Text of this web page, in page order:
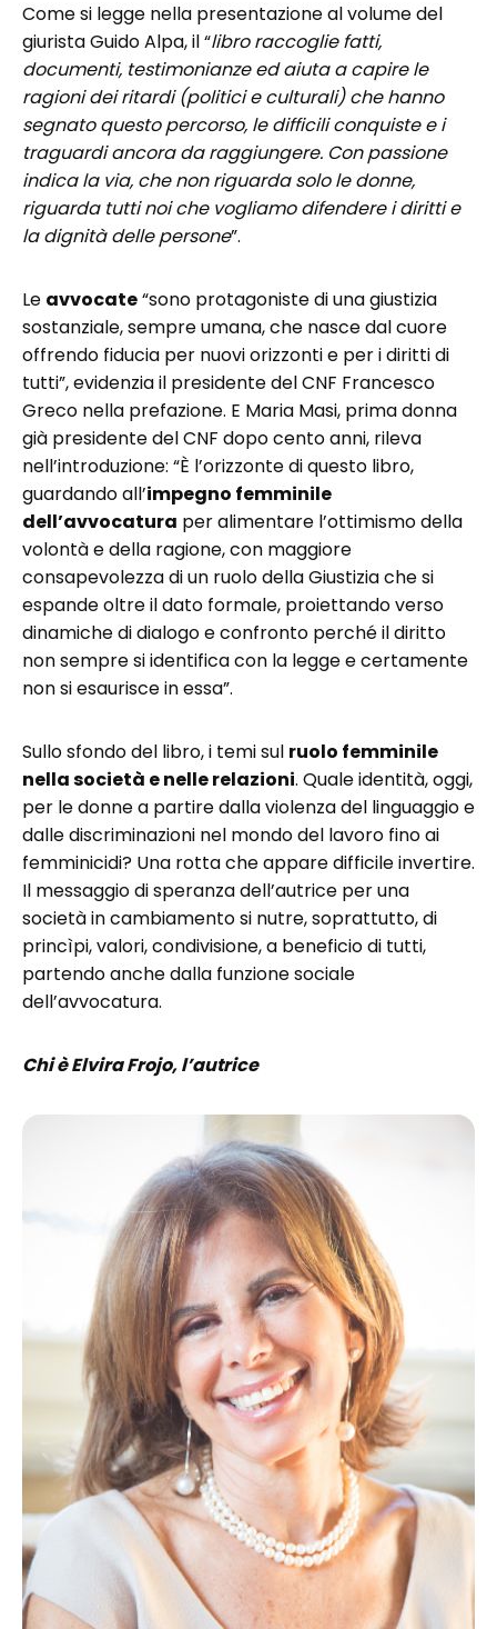
Come si legge nella presentazione al volume del
giurista Guido Alpa, il “libro raccoglie fatti,
documenti, testimonianze ed aiuta a capire le
ragioni dei ritardi (politici e culturali) che hanno
segnato questo percorso, le difficili conquiste e i
traguardi ancora da raggiungere. Con passione
indica la via, che non riguarda solo le donne,
riguarda tutti noi che vogliamo difendere i diritti e
la dignità delle persone”.
Le avvocate“sono protagoniste di una giustizia
sostanziale, sempre umana, che nasce dal cuore
offrendo fiducia per nuovi orizzonti e per i diritti di
tutti”, evidenzia il presidente del CNF Francesco
Greco nella prefazione. E Maria Masi, prima donna
già presidente del CNF dopo cento anni, rileva
nell’introduzione: “È l’orizzonte di questo libro,
guardando all’impegno femminile
dell’avvocatura per alimentare l’ottimismo della
volontà e della ragione, con maggiore
consapevolezza di un ruolo della Giustizia che si
espande oltre il dato formale, proiettando verso
dinamiche di dialogo e confronto perché il diritto
non sempre si identifica con la legge e certamente
non si esaurisce in essa”.
Sullo sfondo del libro, i temi sul ruolo femminile
nella società e nelle relazioni. Quale identità, oggi,
per le donne a partire dalla violenza del linguaggio e
dalle discriminazioni nel mondo del lavoro fino ai
femminicidi? Una rotta che appare difficile invertire.
Il messaggio di speranza dell’autrice per una
società in cambiamento si nutre, soprattutto, di
princìpi, valori, condivisione, a beneficio di tutti,
partendo anche dalla funzione sociale
dell’avvocatura.
Chi è Elvira Frojo, l’autrice